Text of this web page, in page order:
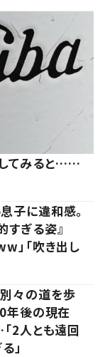
てみると……
子に違和感。
ぎる姿』
」「吹き出し
々の道を歩
年後の現在
2人とも遠回
」